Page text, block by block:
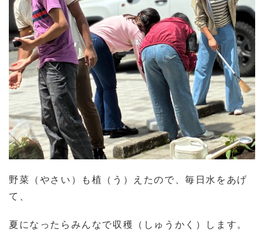
野菜（やさい）も植（う）えたので、毎日水をあげ
て、
夏になったらみんなで収穫（しゅうかく）します。